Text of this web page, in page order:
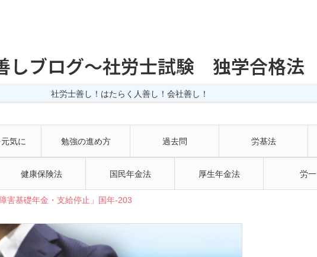
しブログ〜社労士試験 独学合格法
社労士善し！はたらく人善し！会社善し！
気に 勉強の進め方 過去問 労基法
健康保険法 国民年金法 厚生年金法 労一
基礎年金・支給停止」国年-203